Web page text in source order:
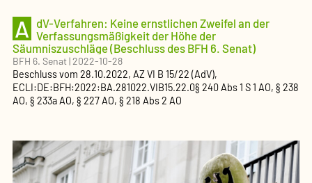
A dV-Verfahren: Keine ernstlichen Zweifel an der
Verfassungsmäßigkeit der Höhe der
Säumniszuschläge (Beschluss des BFH 6. Senat)
BFH 6. Senat|2022-10-28
Beschlussvom 28.10.2022, AZVI B 15/22 (AdV),
ECLI:DE:BFH:2022:BA.281022.VIB15.22.0§ 240 Abs 1 S 1 AO, § 238
AO, § 233a AO, § 227 AO, § 218 Abs 2 AO